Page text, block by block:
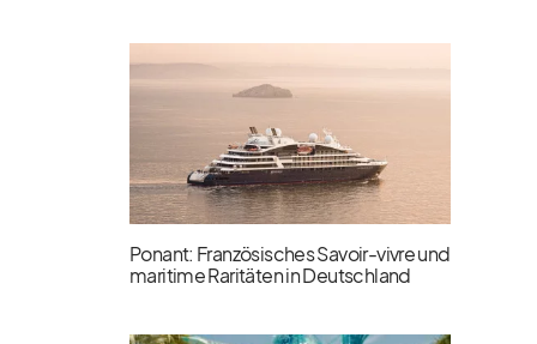
Ponant: Französisches Savoir-vivre und
maritime Raritäten in Deutschland